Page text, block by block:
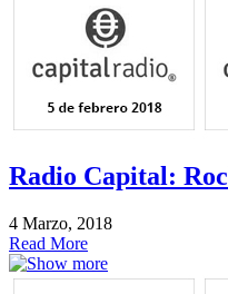
Radio Capital:
4 Marzo, 2018
Read More